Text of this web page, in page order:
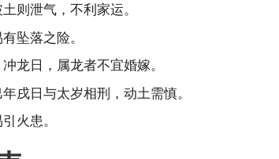
则泄气，不利家运。
坠落之险。
龙日，属龙者不宜婚嫁。
戌日与太岁相刑，动土需慎。
火患。